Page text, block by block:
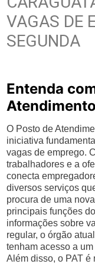
VAGAS DE
SEGUNDA
Entenda
O Posto de
iniciativa
vagas de emprego.
trabalhadores e a
conecta
diversos serviços
procura de uma
principais funções
informações sobre
regular, o órgão
tenham acesso a
Além disso, o PAT é